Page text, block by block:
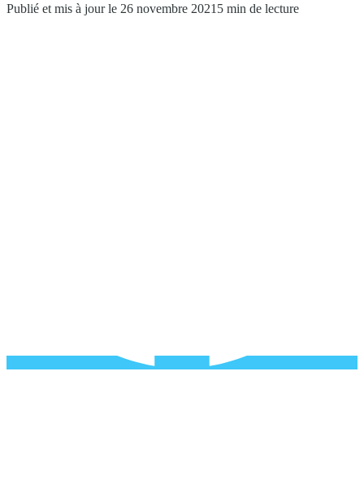
Publié et mis à jour le 26 novembre 2021 5 min de lecture